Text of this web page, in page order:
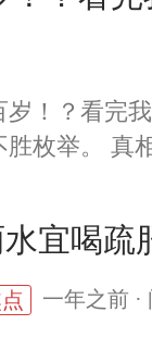
岁！？看
枚举。 真
宜喝疏
一年之前 ·